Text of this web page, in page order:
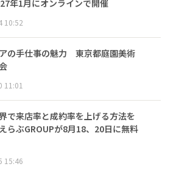
年1月にオンラインで開催
10:52
の手仕事の魅力 東京都庭園美術
11:01
で来店率と成約率を上げる方法を
ぶGROUPが8月18、20日に無料
15:46